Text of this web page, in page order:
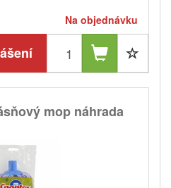
Na objednávku
mop náhrada